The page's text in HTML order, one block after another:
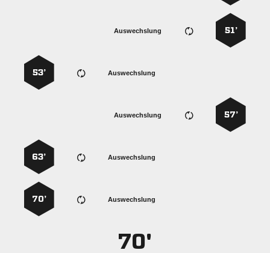
51’
Auswechslung
Auswechslung
53’
57’
Auswechslung
Auswechslung
63’
Auswechslung
70’
70'